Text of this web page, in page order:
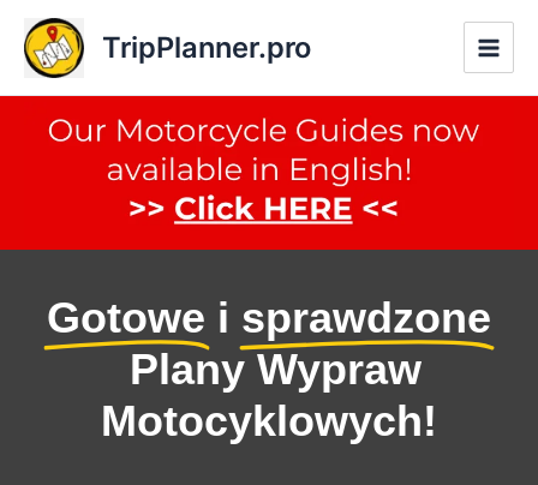
Przejdź
treści
TripPlanner.pro
Gotowe i sprawdzone
Plany Wypraw
Motocyklowych!